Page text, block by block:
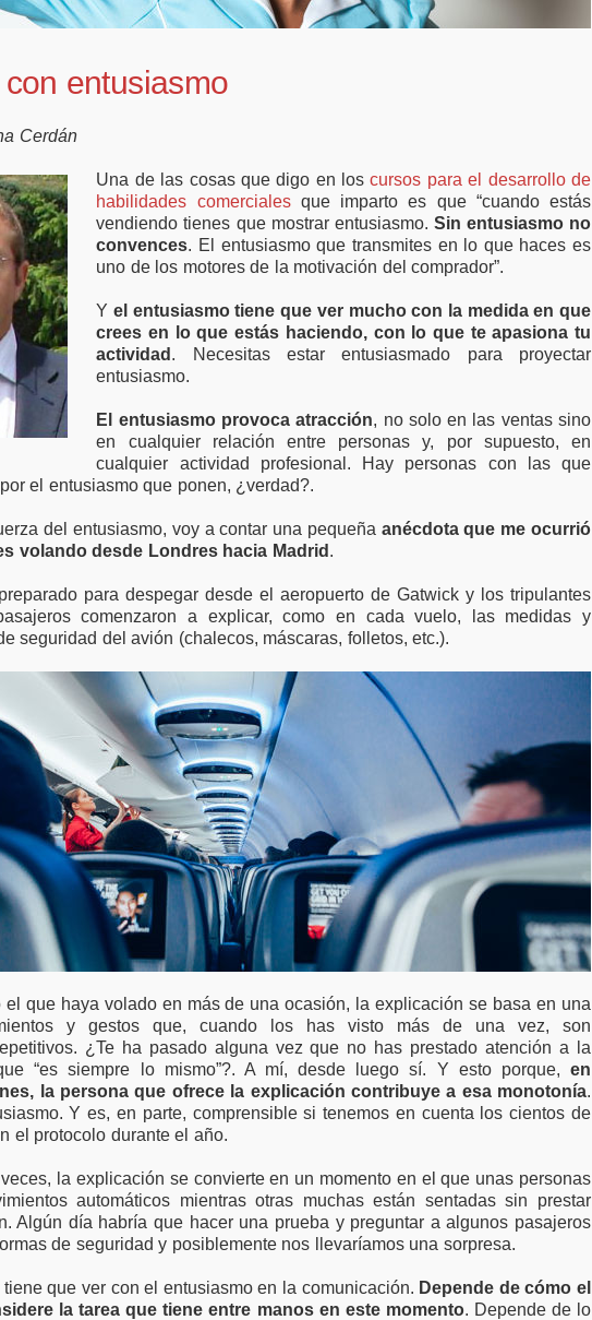
entusiasmo
Cerdán
Una de las cosas que digo en loscursos para el desarrollo de
habilidades comercialesque imparto es que “cuando estás
vendiendo tienes que mostrar entusiasmo. Sin entusiasmo no
convences. El entusiasmo que transmites en lo que haces es
uno de los motores de la motivación del comprador”.
Yel entusiasmo tiene que ver mucho con la medida en que
crees en lo que estás haciendo, con lo que te apasiona tu
actividad . Necesitas estar entusiasmado para proyectar
entusiasmo.
El entusiasmo provoca atracción, no solo en las ventas sino
en cualquier relación entre personas y, por supuesto, en
cualquier actividad profesional. Hay personas con las que
el entusiasmo que ponen, ¿verdad?.
del entusiasmo, voy a contar una pequeña anécdota que me ocurrió
volando desde Londres hacia Madrid .
para despegar desde el aeropuerto de Gatwick y los tripulantes
comenzaron a explicar, como en cada vuelo, las medidas y
seguridad del avión (chalecos, máscaras, folletos, etc.).
el que haya volado en más de una ocasión, la explicación se basa en una
y gestos que, cuando los has visto más de una vez, son
¿Te ha pasado alguna vez que no has prestado atención a la
“es siempre lo mismo”?. A mí, desde luego sí. Y esto porque, en
la persona que ofrece la explicación contribuye a esa monotonía.
Y es, en parte, comprensible si tenemos en cuenta los cientos de
el protocolo durante el año.
la explicación se convierte en un momento en el que unas personas
automáticos mientras otras muchas están sentadas sin prestar
Algún día habría que hacer una prueba y preguntar a algunos pasajeros
de seguridad y posiblemente nos llevaríamos una sorpresa.
tiene que ver con el entusiasmo en la comunicación. Depende de cómo el
la tarea que tiene entre manos en este momento. Depende de lo
favor de ampliar el
vivienda en la costa